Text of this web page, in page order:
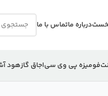
درباره ماتماس با ما
فومیزه پی وی سیاجاق گازهود